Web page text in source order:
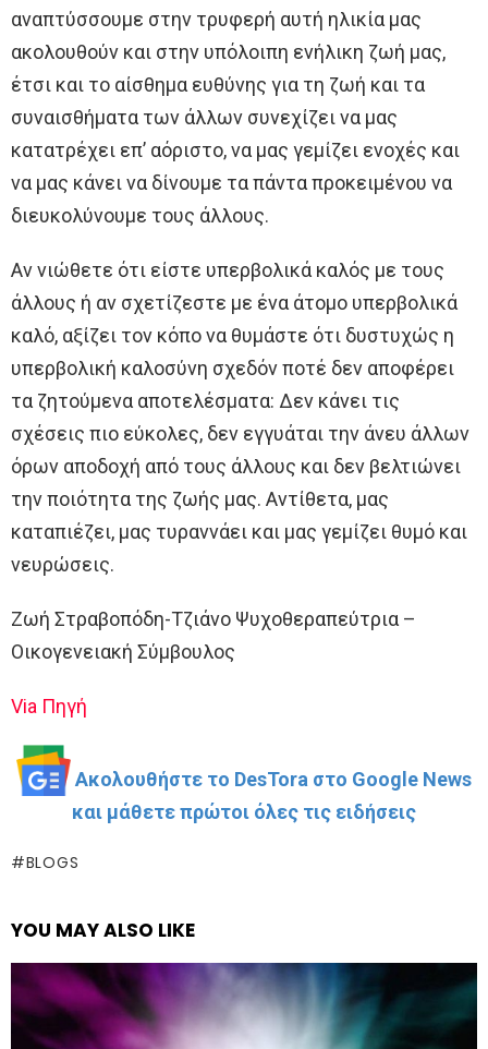
αναπτύσσουμε στην τρυφερή αυτή ηλικία μας
ακολουθούν και στην υπόλοιπη ενήλικη ζωή μας,
έτσι και το αίσθημα ευθύνης για τη ζωή και τα
συναισθήματα των άλλων συνεχίζει να μας
κατατρέχει επ’ αόριστο, να μας γεμίζει ενοχές και
να μας κάνει να δίνουμε τα πάντα προκειμένου να
διευκολύνουμε τους άλλους.
Αν νιώθετε ότι είστε υπερβολικά καλός με τους
άλλους ή αν σχετίζεστε με ένα άτομο υπερβολικά
καλό, αξίζει τον κόπο να θυμάστε ότι δυστυχώς η
υπερβολική καλοσύνη σχεδόν ποτέ δεν αποφέρει
τα ζητούμενα αποτελέσματα: Δεν κάνει τις
σχέσεις πιο εύκολες, δεν εγγυάται την άνευ άλλων
όρων αποδοχή από τους άλλους και δεν βελτιώνει
την ποιότητα της ζωής μας. Αντίθετα, μας
καταπιέζει, μας τυραννάει και μας γεμίζει θυμό και
νευρώσεις.
Ζωή Στραβοπόδη-Τζιάνο Ψυχοθεραπεύτρια –
Οικογενειακή Σύμβουλος
Via Πηγή
Ακολουθήστε το DesTora στο Google News
και μάθετε πρώτοι όλες τις ειδήσεις
BLOGS
YOU MAY ALSO LIKE